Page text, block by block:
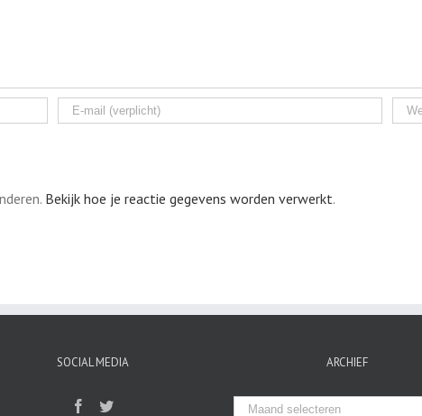
Bekijk hoe je reactie gegevens worden verwerkt.
SOCIAL MEDIA ARCHIEF